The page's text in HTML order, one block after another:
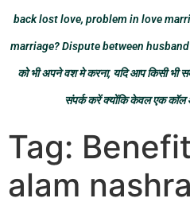
back lost love, problem in love
marriage? Dispute between
को भी अपने वश मे करना, यदि आप किसी भी
संपर्क करें क्योंकि केवल एक
Tag:
alam